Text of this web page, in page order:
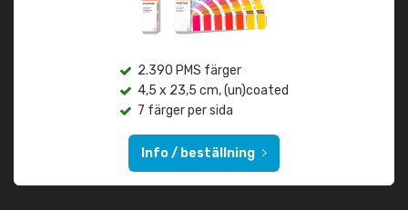
2.390 PMS färger
4,5 x 23,5 cm, (un)coated
7 färger per sida
Info / beställning